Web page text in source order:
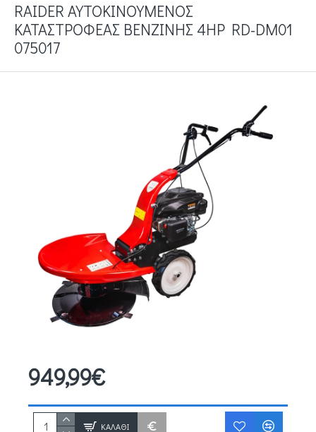
RAIDER ΑΥΤΟΚΙΝΟΎΜΕΝΟΣ
ΚΑΤΑΣΤΡΟΦΈΑΣ ΒΕΝΖΊΝΗΣ 4HP RD-DM01
075017
949,99€
ΚΑΛΆΘΙ